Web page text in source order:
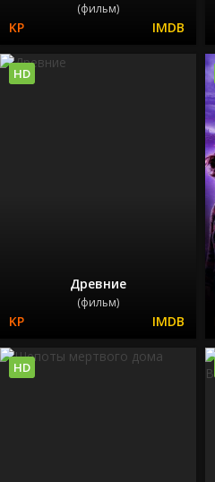
(фильм)
Древние
(фильм)
HD
HD